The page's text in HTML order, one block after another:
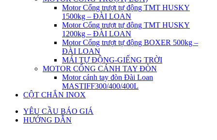
Motor Cổng trượt tự động TMT HUSKY
1500kg – ĐÀI LOAN
Motor Cổng trượt tự động TMT HUSKY
1200kg – ĐÀI LOAN
Motor Cổng trượt tự động BOXER 500kg –
ĐÀI LOAN
MÁI TỰ ĐỘNG-GIẾNG TRỜI
MOTOR CỔNG CÁNH TAY ĐÒN
Motor cánh tay đòn Đài Loan
MASTIFF300/400/400L
CỘT CHẮN INOX
YÊU CẦU BÁO GIÁ
HƯỚNG DẪN